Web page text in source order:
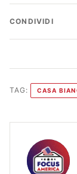
CONDIVIDI
TAG: CASA